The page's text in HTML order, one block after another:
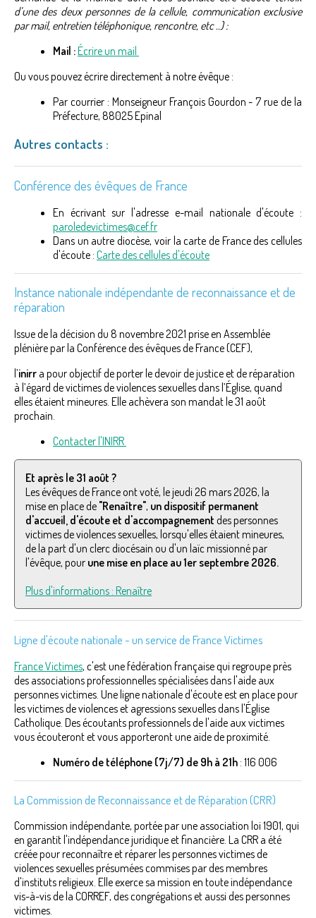
d’une des deux personnes de la cellule, communication exclusive
par mail, entretien téléphonique, rencontre, etc ..) :
Mail :Écrire un mail
Ou vous pouvez écrire directement à notre évêque :
Par courrier : Monseigneur François Gourdon - 7 rue de la
Préfecture, 88025 Epinal
Autres contacts :
Conférence des évêques de France
En écrivant sur l'adresse e-mail nationale d'écoute :
paroledevictimes@cef.fr
Dans un autre diocèse, voir la carte de France des cellules
d'écoute : Carte des cellules d'écoute
Instance nationale indépendante de reconnaissance et de
réparation
Issue de la décision du 8 novembre 2021 prise en Assemblée
plénière par la Conférence des évêques de France (CEF),
l’inirr a pour objectif de porter le devoir de justice et de réparation
à l’égard de victimes de violences sexuelles dans l’Église, quand
elles étaient mineures. Elle achèvera son mandat le 31 août
prochain.
Contacter l'INIRR
Et après le 31 août ?
Les évêques de France ont voté, le jeudi 26 mars 2026, la
mise en place de "Renaître", un dispositif permanent
d'accueil, d'écoute et d'accompagnement des personnes
victimes de violences sexuelles, lorsqu'elles étaient mineures,
de la part d'un clerc diocésain ou d'un laïc missionné par
l'évêque, pour une mise en place au 1er septembre 2026.
Plus d'informations : Renaître
Ligne d'écoute nationale - un service de France Victimes
France Victimes, c'est une fédération française qui regroupe près
des associations professionnelles spécialisées dans l'aide aux
personnes victimes. Une ligne nationale d'écoute est en place pour
les victimes de violences et agressions sexuelles dans l'Église
Catholique. Des écoutants professionnels de l'aide aux victimes
vous écouteront et vous apporteront une aide de proximité.
Numéro de téléphone (7j/7) de 9h à 21h : 116 006
La Commission de Reconnaissance et de Réparation (CRR)
Commission indépendante, portée par une association loi 1901, qui
en garantit l'indépendance juridique et financière. La CRR a été
créée pour reconnaître et réparer les personnes victimes de
violences sexuelles présumées commises par des membres
d'instituts religieux. Elle exerce sa mission en toute indépendance
vis-à-vis de la CORREF, des congrégations et aussi des personnes
victimes.